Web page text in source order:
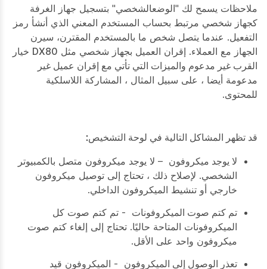
ملاحظات يسمح لك "الوضعالشخصي" بتسجيل جهاز الغرفة
كجهاز شخصي مرتبط بحساب المستخدم المعني الذي أنشأ رمز
التفعيل. عندما يتصل شخص ما بالمستخدم المقترن، سيرن
الجهاز مع العملاء. إقران العميل بجهاز شخصي مثل DX80 خيار
القرب غير مدعوم والميزات التي تأتي مع إقران عميل غير
مدعومة أيضا ، على سبيل المثال ، المشاركة اللاسلكية
للمحتوى.
قد تظهر المشاكل التالية في لوحة التشخيص:
لا يوجد ميكروفون – لا يوجد ميكروفون متصل بالكمبيوتر
الشخصي. لإصلاح ذلك ، تحتاج إلى توصيل ميكروفون
خارجي أو تنشيط الميكروفون الداخلي.
تم كتم صوت الميكروفونات - تم كتم صوت كل
الميكروفونات المتاحة حاليًا. تحتاج إلى إلغاء كتم صوت
ميكروفون واحد على الأقل.
تعذر الوصول إلى الميكروفون - الميكروفون قيد